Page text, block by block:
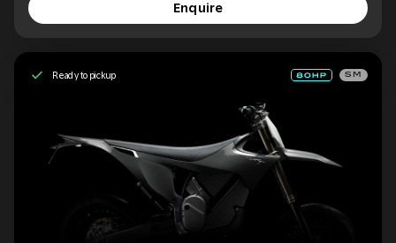
Enquire
Ready to pickup SM